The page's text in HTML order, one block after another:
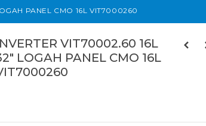
PANEL CMO 16L VIT7000260
VIT70002.60 16L
LOGAH PANEL CMO 16L